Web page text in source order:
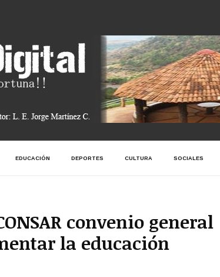
EDUCACIÓN DEPORTES CULTURA SOCIALES
convenio general
la educación